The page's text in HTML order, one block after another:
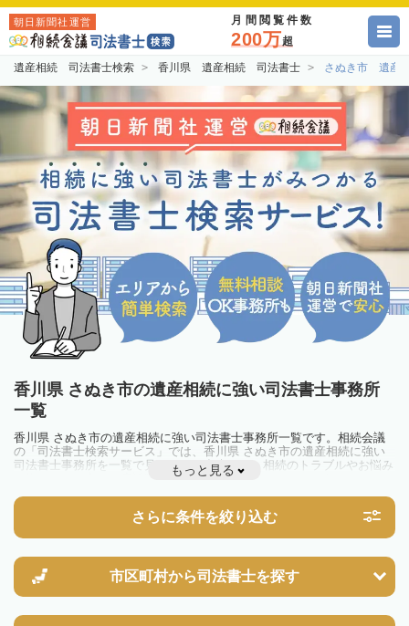
朝日新聞社運営 月間閲覧件数
200万超
遺産相続 司法書士検索 香川県 遺産相続 司法書士 さぬき市 遺産
香川県 さぬき市の遺産相続に強い司法書士事務所
一覧
香川県 さぬき市の遺産相続に強い司法書士事務所一覧です。相続会議
の「司法書士検索サービス」では、香川県 さぬき市の遺産相続に強い
司法書士事務所を一覧で見ることが出来ます。相続のトラブルやお悩み
を抱えている方は一度近隣の司法書士に相談してみましょう。
もっと見る
さらに条件を絞り込む
市区町村から司法書士を探す